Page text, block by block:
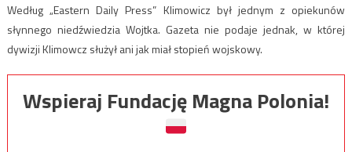
Według „Eastern Daily Press” Klimowicz był jednym z opiekunów
słynnego niedźwiedzia Wojtka. Gazeta nie podaje jednak, w której
dywizji Klimowcz służył ani jak miał stopień wojskowy.
Wspieraj Fundację Magna Polonia!